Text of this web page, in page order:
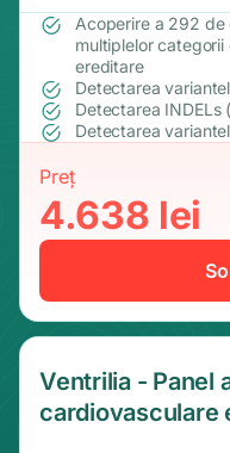
Acoperire a 292 de
multiplelor
ereditare
Detectarea
Detectarea
Detectarea
Preț
4.638 lei
Ventrilia - Panel
cardiovasculare